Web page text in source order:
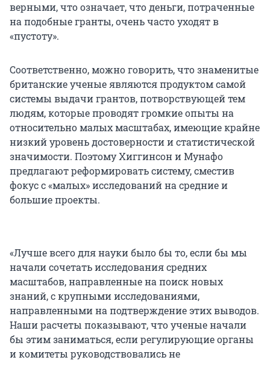
верными, что означает, что деньги, потраченные
на подобные гранты, очень часто уходят в
«пустоту».
Соответственно, можно говорить, что знаменитые
британские ученые являются продуктом самой
системы выдачи грантов, потворствующей тем
людям, которые проводят громкие опыты на
относительно малых масштабах, имеющие крайне
низкий уровень достоверности и статистической
значимости. Поэтому Хиггинсон и Мунафо
предлагают реформировать систему, сместив
фокус с «малых» исследований на средние и
большие проекты.
«Лучше всего для науки было бы то, если бы мы
начали сочетать исследования средних
масштабов, направленные на поиск новых
знаний, с крупными исследованиями,
направленными на подтверждение этих выводов.
Наши расчеты показывают, что ученые начали
бы этим заниматься, если регулирующие органы
и комитеты руководствовались не